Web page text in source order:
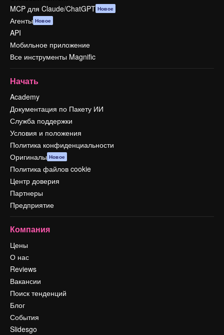
MCP для Claude/ChatGPT Новое
Агенты Новое
API
Мобильное приложение
Все инструменты Magnific
Начать
Academy
Документация по Пакету ИИ
Служба поддержки
Условия и положения
Политика конфиденциальности
Оригиналы Новое
Политика файлов cookie
Центр доверия
Партнеры
Предприятие
Компания
Цены
О нас
Reviews
Вакансии
Поиск тенденций
Блог
События
Slidesgo